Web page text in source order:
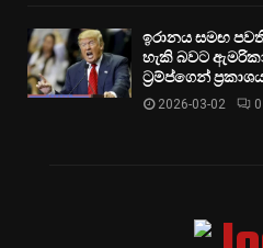
ඉරානය සමඟ
හැකි බවට
ට්‍රම්ප්ගෙන්
2026-03-02 0